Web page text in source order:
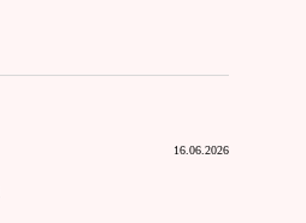
16.06.2026